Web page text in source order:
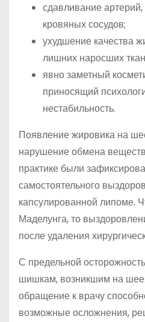
сдавливание
кровяных сосудов;
ухудшение качества
лишних наросших
явно заметный
приносящий
нестабильность.
Появление жировика на
нарушение обмена
практике были
самостоятельного
капсулированной липоме.
Маделунга, то
после удаления
С предельной
шишкам, возникшим на
обращение к врачу
возможные осложнения,